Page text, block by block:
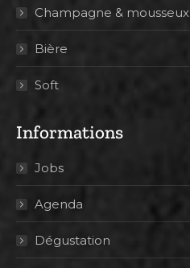
Champagne & mousseux
Bière
Soft
Informations
Jobs
Agenda
Dégustation